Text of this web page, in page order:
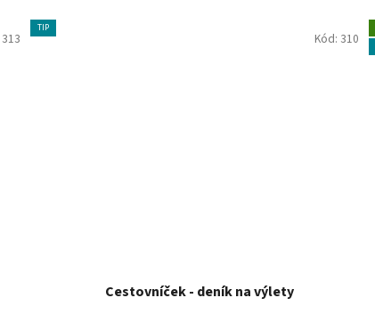
313
TIP
Cestovníček - deník na výlety
Kód: 310